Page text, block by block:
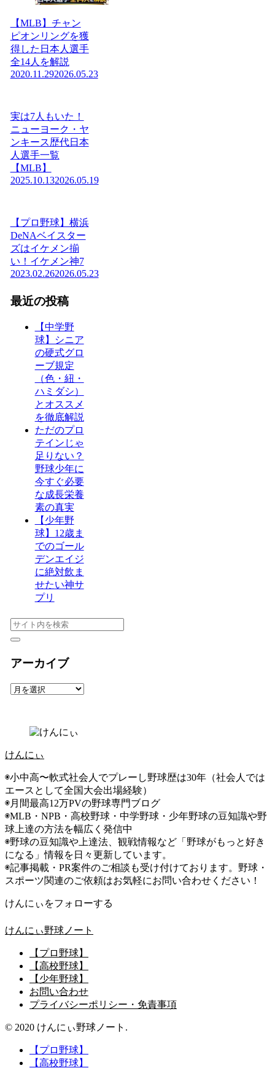
【MLB】チャン
ピオンリングを獲
得した日本人選手
全14人を解説
2020.11.292026.05.23
実は7人もいた！
ニューヨーク・ヤ
ンキース歴代日本
人選手一覧
【MLB】
2025.10.132026.05.19
【プロ野球】横浜
DeNAベイスター
ズはイケメン揃
い！イケメン神7
2023.02.262026.05.23
最近の投稿
【中学野
球】シニア
の硬式グロ
ーブ規定
（色・紐・
ハミダシ）
とオススメ
を徹底解説
ただのプロ
テインじゃ
足りない？
野球少年に
今すぐ必要
な成長栄養
素の真実
【少年野
球】12歳ま
でのゴール
デンエイジ
に絶対飲ま
せたい神サ
プリ
アーカイブ
ア
けんにぃ
◉小中高〜軟式社会人でプレーし野球歴は30年（社会人では
エースとして全国大会出場経験）
◉月間最高12万PVの野球専門ブログ
◉MLB・NPB・高校野球・中学野球・少年野球の豆知識や野
球上達の方法を幅広く発信中
◉野球の豆知識や上達法、観戦情報など「野球がもっと好き
になる」情報を日々更新しています。
◉記事掲載・PR案件のご相談も受け付けております。野球・
スポーツ関連のご依頼はお気軽にお問い合わせください！
けんにぃをフォローする
けんにぃ野球ノート
【プロ野球】
【高校野球】
【少年野球】
お問い合わせ
プライバシーポリシー・免責事項
© 2020 けんにぃ野球ノート.
【プロ野球】
【高校野球】